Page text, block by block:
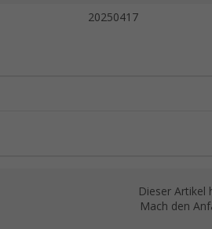
20250417
Dieser Artikel
Mach den